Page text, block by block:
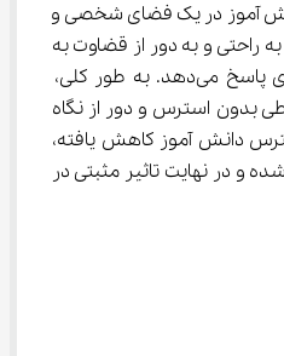
آموز در یک فضای شخصی و
راحتی و به دور از قضاوت به
تمامی سوالات و اشکالات وی پاسخ می‌دهد. به طور کلی،
بدون استرس و دور از نگاه
استرس دانش آموز کاهش یافته،
و در نهایت تاثیر مثبتی در